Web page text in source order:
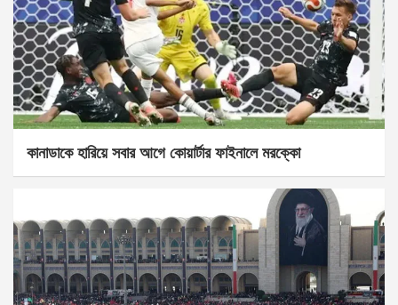
কানাডাকে হারিয়ে সবার আগে কোয়ার্টার ফাইনালে মরক্কো